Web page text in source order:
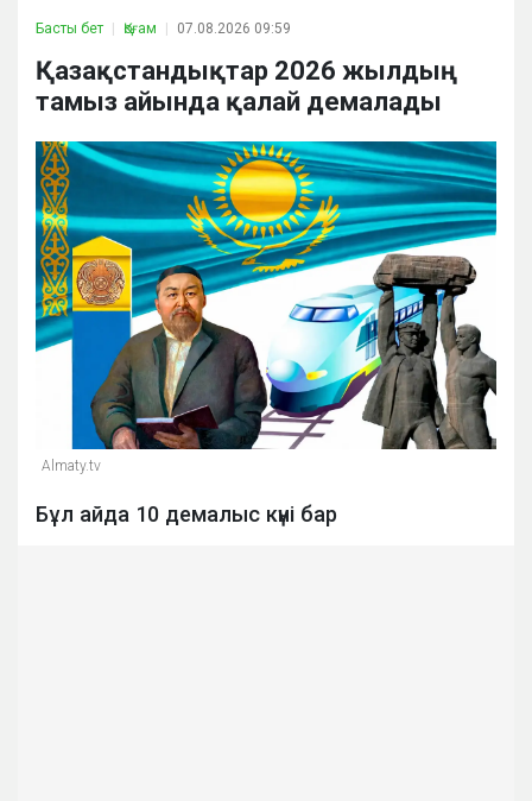
Басты бет Қоғам 07.08.2026 09:59
Қазақстандықтар 2026 жылдың
тамыз айында қалай демалады
Almaty.tv
Бұл айда 10 демалыс күні бар